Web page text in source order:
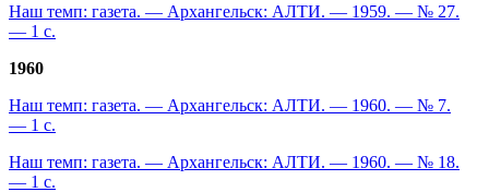
Наш темп: газета. — Архангельск: АЛТИ. — 1959. — № 27.
— 1 с.
1960
Наш темп: газета. — Архангельск: АЛТИ. — 1960. — № 7.
— 1 с.
Наш темп: газета. — Архангельск: АЛТИ. — 1960. — № 18.
— 1 с.